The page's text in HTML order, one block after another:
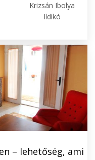
Krizsán Ibolya
Ildikó
– lehetőség, ami